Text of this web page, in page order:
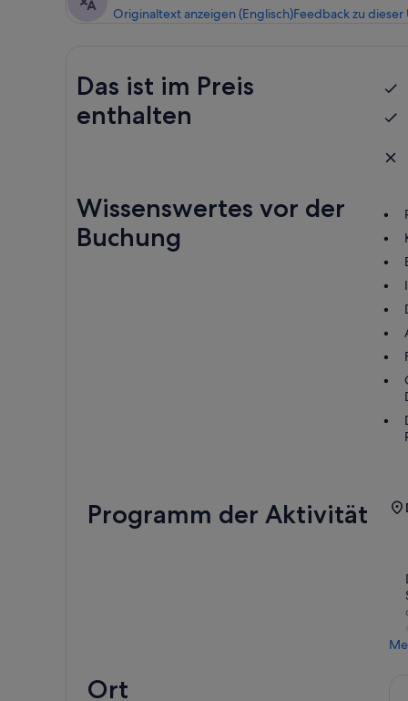
Originaltext anzeigen (Englisch)Feedback zu
Das ist im Preis
enthalten
Wissenswertes vor der
Buchung
Programm der Aktivität
Ort